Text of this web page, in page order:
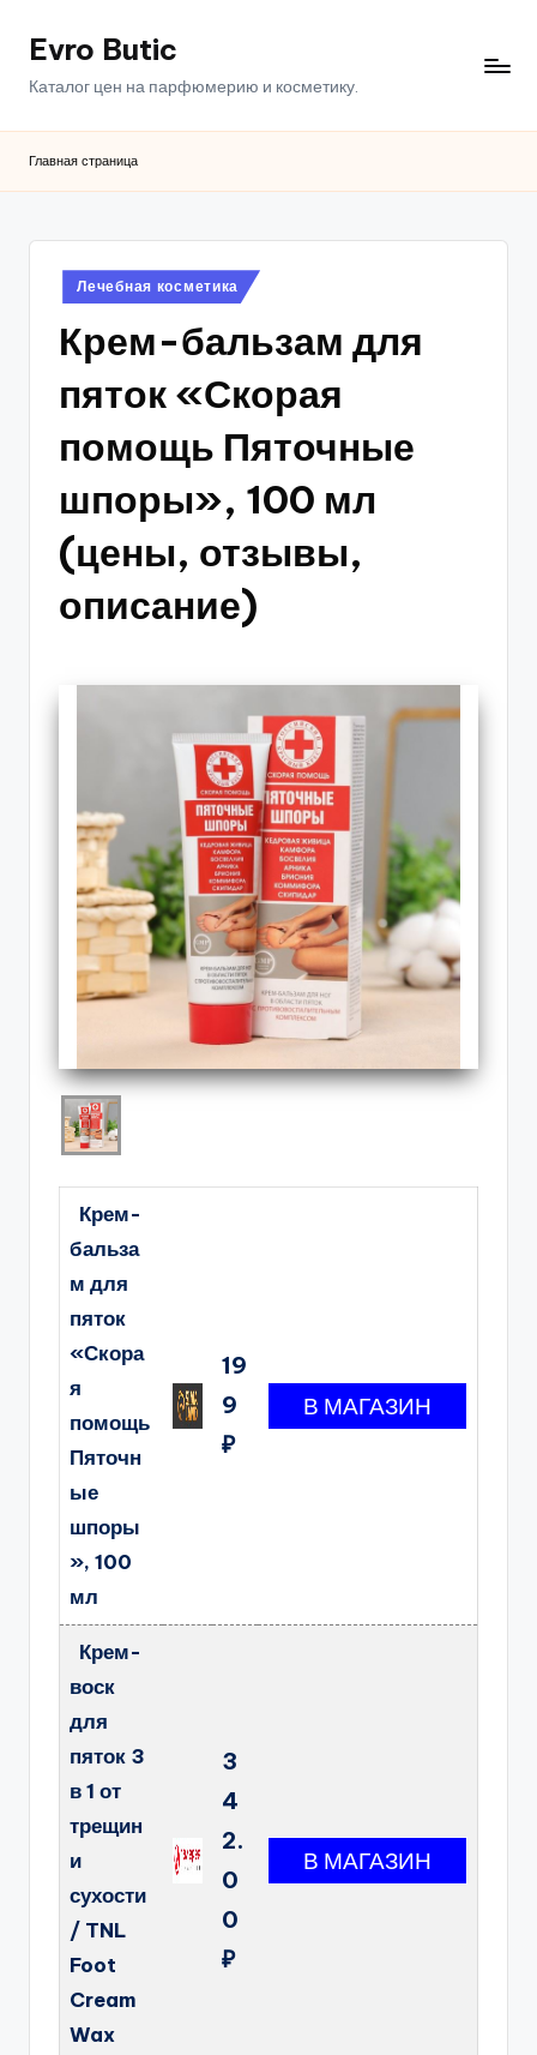
ПерейтиEvro Butic
Каталог цен на парфюмерию и косметику.
Главная страница
Опубликовано
в
Лечебная косметика
Крем-бальзам для
пяток «Скорая
помощь Пяточные
шпоры», 100 мл
(цены, отзывы,
описание)
Крем-
бальза
м для
пяток
«Скора
я
помощь
Пяточн
ые
шпоры
», 100
мл
19
9
₽
Крем-
воск
для
пяток 3
в 1 от
трещин
и
сухости
/ TNL
Foot
Cream
Wax
3
4
2.
0
0
₽